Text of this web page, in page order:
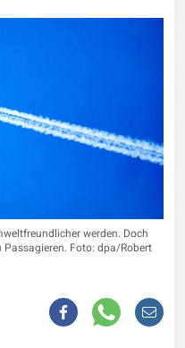
werden. Doch
Foto: dpa/Robert